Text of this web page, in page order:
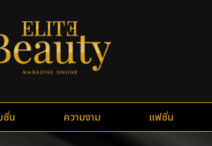
ชั่น ความงาม แฟชั่น